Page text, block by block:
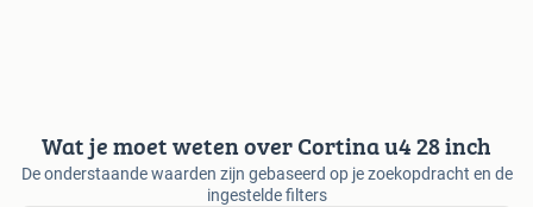
Wat je moet weten over Cortina u4 28 inch
De onderstaande waarden zijn gebaseerd op je zoekopdracht en de
ingestelde filters